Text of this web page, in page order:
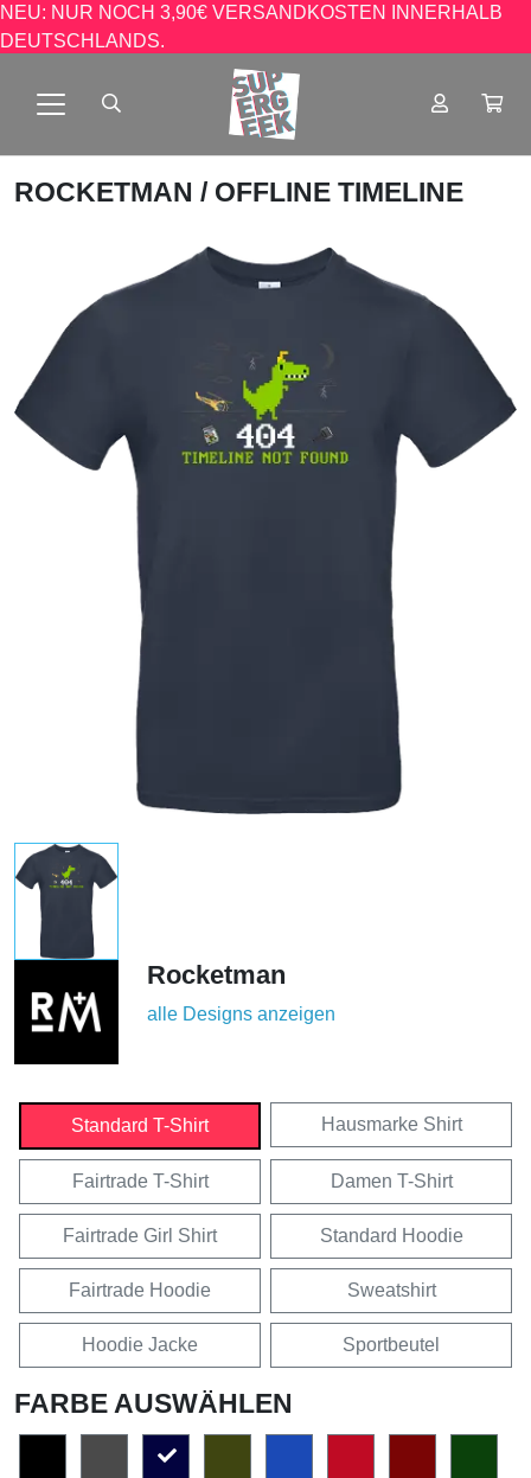
NEU: NUR NOCH 3,90€ VERSANDKOSTEN INNERHALB
DEUTSCHLANDS.
ROCKETMAN / OFFLINE TIMELINE
Rocketman
alle Designs anzeigen
Standard T-Shirt Hausmarke Shirt
Fairtrade T-Shirt Damen T-Shirt
Fairtrade Girl Shirt Standard Hoodie
Fairtrade Hoodie Sweatshirt
Hoodie Jacke Sportbeutel
FARBE AUSWÄHLEN